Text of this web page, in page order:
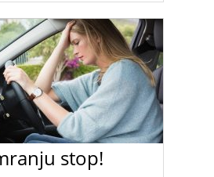
kaj spremenimo in kaj
novo leto z namero krepiti
in pritegniti več pozitivnih
življenje.
stop!